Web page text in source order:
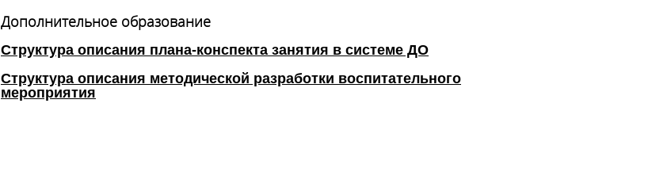
Дополнительное образование
Структура описания плана-конспекта занятия в системе ДО
Структура описания методической разработки воспитательного
мероприятия